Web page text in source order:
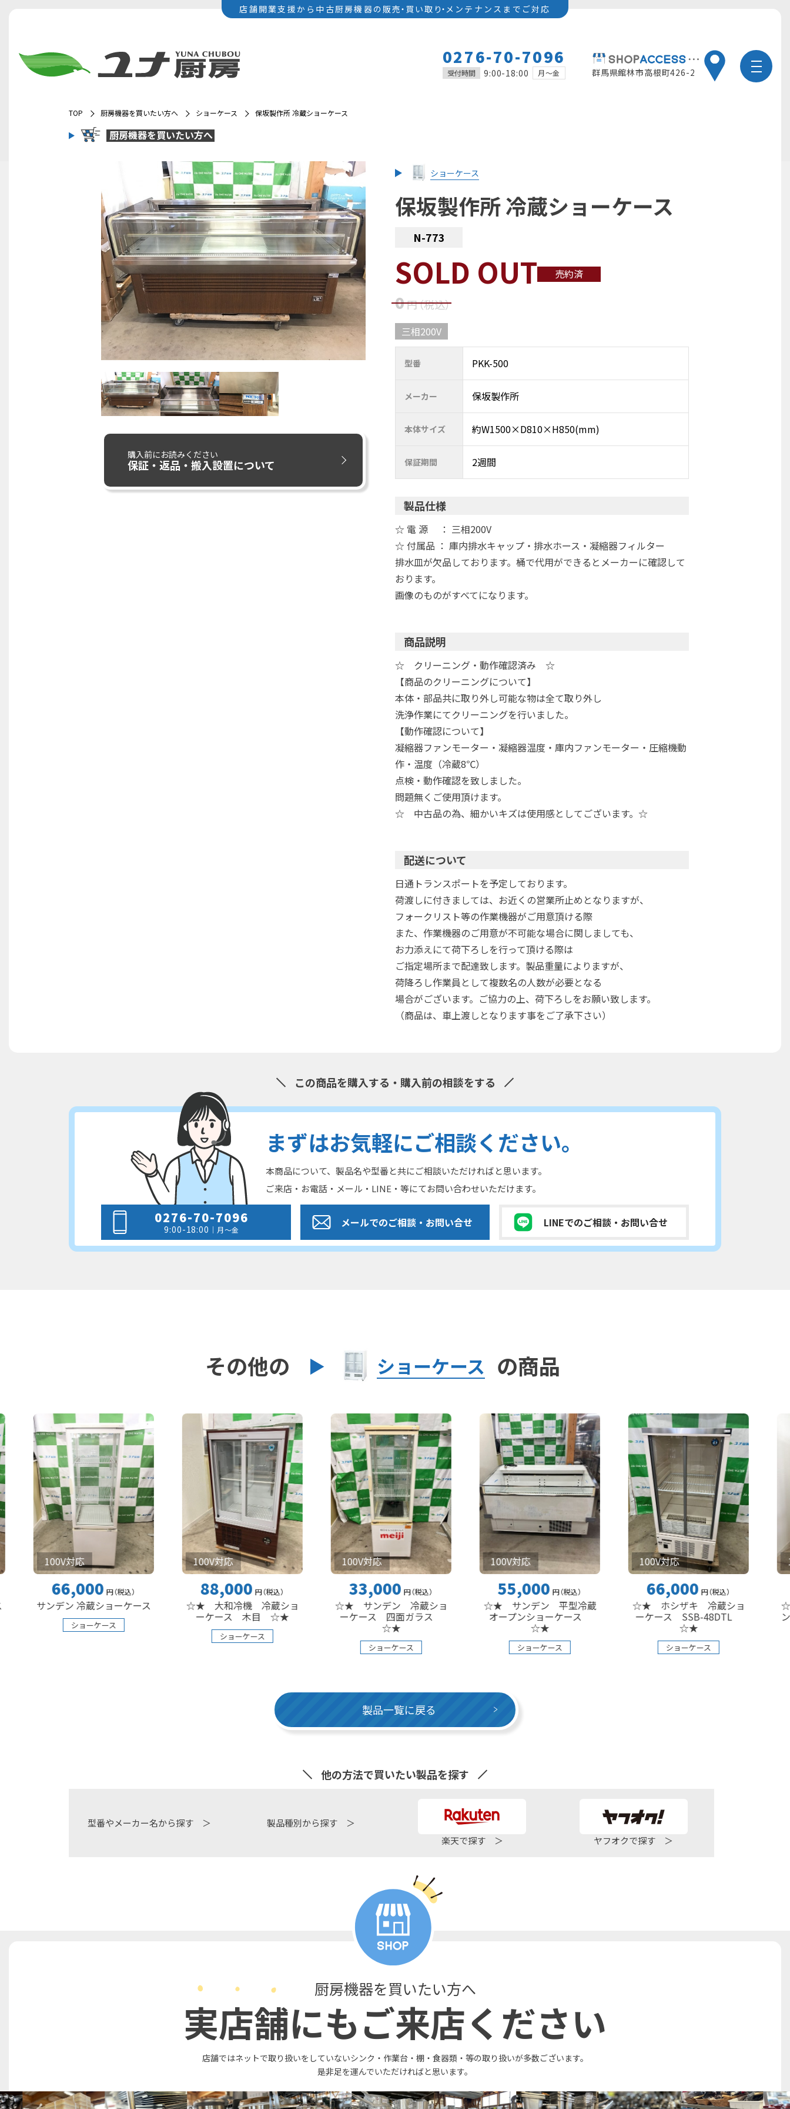
店舗開業支援から中古厨房機器の 販売・ 買い取 り・メンテナンスまでご対応
0276-70-7096
受付時間 9:00-18:00 月～金 群馬県館林市高根町426-2
TOP 厨房機器を買いたい方へ ショーケース 保坂製作所 冷蔵ショーケース
厨房機器を買いたい方へ
購入前にお読みください
保証・返品・搬入設置について
ショーケース
保坂製作所 冷蔵ショーケース
N-773
SOLD OUT 売約済
0円（税込）
三相200V
型番 PKK-500
メーカー 保坂製作所
本体サイズ 約W1500×D810×H850(mm)
保証期間 2週間
製品仕様
☆ 電 源 ： 三相200V
☆ 付属品 ： 庫内排水キャップ・排水ホース・凝縮器フィルター
排水皿が欠品しております。桶で代用ができるとメーカーに確認して
おります。
画像のものがすべてになります。
商品説明
☆ クリーニング・動作確認済み ☆
【商品のクリーニングについて】
本体・部品共に取り外し可能な物は全て取り外し
洗浄作業にてクリーニングを行いました。
【動作確認について】
凝縮器ファンモーター・凝縮器温度・庫内ファンモーター・圧縮機動
作・温度（冷蔵8℃）
点検・動作確認を致しました。
問題無くご使用頂けます。
☆ 中古品の為、細かいキズは使用感としてございます。☆
配送について
日通トランスポートを予定しております。
荷渡しに付きましては、お近くの営業所止めとなりますが、
フォークリスト等の作業機器がご用意頂ける際
また、作業機器のご用意が不可能な場合に関しましても、
お力添えにて荷下ろしを行って頂ける際は
ご指定場所まで配達致します。製品重量によりますが、
荷降ろし作業員として複数名の人数が必要となる
場合がございます。ご協力の上、荷下ろしをお願い致します。
（商品は、車上渡しとなります事をご了承下さい）
この商品を購入する・購入前の相談をする
まずはお気軽にご相談ください。
本商品について、製品名や型番と共にご相談いただければと思います。
ご来店・お電話・メール・LINE・等にてお問い合わせいただけます。
0276-70-7096
9:00-18:00 ｜月～金
メールでのご相談 ・お問い合せ LINEでのご相談 ・お問い合せ
その他の ショーケース の商品
66,000 円（税込）
デン 冷蔵ショーケース
100V対応
88,000 円（税込）
☆★ 大和冷機 冷蔵ショ
ーケース 木目 ☆★
100V対応
33,000 円（税込）
☆★ サンデン 冷蔵ショ
ーケース 四面ガラス
100V対応
55,000 円（税込）
☆★ サンデン 平型冷蔵
オープンショーケース
100V対応
66,000 円（税込）
☆★ ホシザキ 冷蔵ショ
ーケース SSB-48DTL
100V対応
☆★ ホシ
ン冷蔵シ
製品一覧に戻る
他の方法で買いたい製品を探す
型番やメーカー名から探す ＞
製品種別から探す ＞
楽天で探す ＞
ヤフオクで探す ＞
厨房機器を買いたい方へ
実店舗にもご来店ください
店舗ではネットで取り扱いをしていないシンク・作業台・棚・食器類・等の取り扱いが多数ございます。
是非足を運んでいただければと思います。